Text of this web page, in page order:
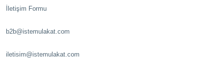
İletişim Formu
b2b@istemulakat.com
iletisim@istemulakat.com